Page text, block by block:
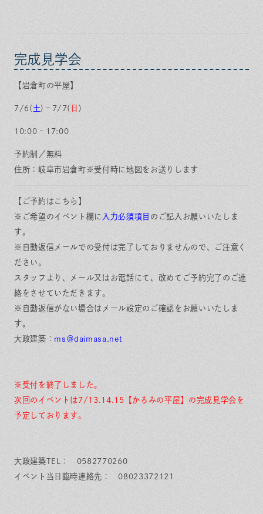
完成見学会
【岩倉町の平屋】
7/6( 土)－7/7( 日 )
10:00 – 17:00
予約制／無料
住所：岐阜市岩倉町※受付時に地図をお送りします
【ご予約はこちら】
※ご希望のイベント欄に 入力必須項目 のご記入お願いいたしま
す。
※自動返信メールでの受付は完了しておりませんので、ご注意く
ださい。
スタッフより、メール又はお電話にて、改めてご予約完了のご連
絡をさせていただきます。
※自動返信がない場合はメール設定のご確認をお願いいたしま
す。
大政建築： ms＠daimasa.net
※受付を終了しました。
次回のイベントは7/13.14.15【かるみの平屋】の完成見学会を
予定しております。
大政建築TEL： 0582770260
イベント当日臨時連絡先： 08023372121